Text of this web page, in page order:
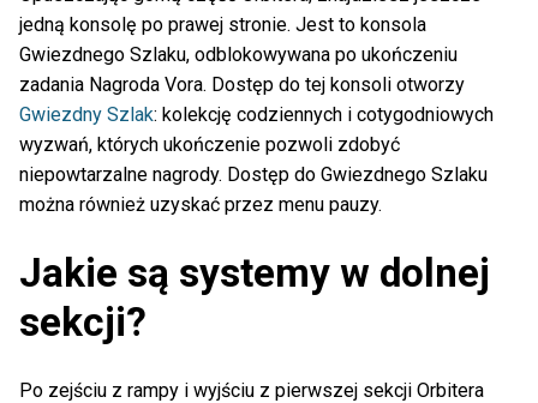
jedną konsolę po prawej stronie. Jest to konsola
Gwiezdnego Szlaku, odblokowywana po ukończeniu
zadania Nagroda Vora. Dostęp do tej konsoli otworzy
Gwiezdny Szlak: kolekcję codziennych i cotygodniowych
wyzwań, których ukończenie pozwoli zdobyć
niepowtarzalne nagrody. Dostęp do Gwiezdnego Szlaku
można również uzyskać przez menu pauzy.
Jakie są systemy w dolnej
sekcji?
Po zejściu z rampy i wyjściu z pierwszej sekcji Orbitera